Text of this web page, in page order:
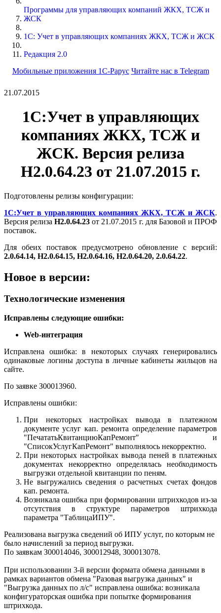
Программы для управляющих компаний ЖКХ, ТСЖ и
ЖСК
1С: Учет в управляющих компаниях ЖКХ, ТСЖ и ЖСК
Редакция 2.0
Мобильные приложения 1С-Рарус Читайте нас в Telegram
21.07.2015
1С:Учет в управляющих
компаниях ЖКХ, ТСЖ и
ЖСК. Версия релиза
Н2.0.64.23 от 21.07.2015 г.
Подготовлены релизы конфигурации:
1С:Учет в управляющих компаниях ЖКХ, ТСЖ и ЖСК.
Версия релизаН2.0.64.23 от 21.07.2015 г. для Базовой и ПРОФ
поставок.
Для обеих поставок предусмотрено обновление с версий:
2.0.64.14, Н2.0.64.15, Н2.0.64.16, Н2.0.64.20, 2.0.64.22.
Новое в версии:
Технологические изменения
Исправлены следующие ошибки:
Web-интеграция
Исправлена ошибка: в некоторых случаях генерировались
одинаковые логины доступа в личные кабинеты жильцов на
сайте.
По заявке З00013960.
Исправлены ошибки:
При некоторых настройках вывода в платежном
документе услуг кап. ремонта определение параметров
"ПечататьКвитанциюКапРемонт" и
"СписокУслугКапРемонт" выполнялось некорректно.
При некоторых настройках вывода пеней в платежных
документах некорректно определялась необходимость
выгрузки отдельной квитанции по пеням.
Не выгружались сведения о расчетных счетах фондов
кап. ремонта.
Возникала ошибка при формировании штрихкодов из-за
отсутствия в структуре параметров штрихкода
параметра "ТаблицаИПУ".
Реализована выгрузка сведений об ИПУ услуг, по которым не
было начислений за период выгрузки.
По заявкам З00014046, З00012948, З00013078.
При использовании 3-й версии формата обмена данными в
рамках вариантов обмена "Разовая выгрузка данных" и
"Выгрузка данных по л/с" исправлена ошибка: возникала
конфигураторская ошибка при попытке формирования
штрихкода.